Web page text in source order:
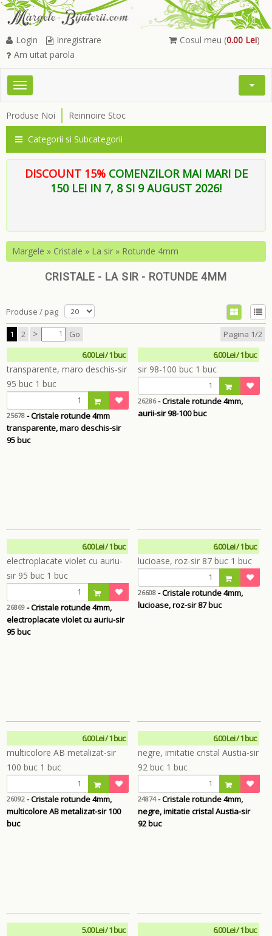
Cosul meu (0.00 Lei)
Login
Inregistrare
Am uitat parola
Toggle
Open
Produse Noi Reinnoire Stoc
Categorii si Subcategorii
DISCOUNT 15% COMENZILOR MAI MARI DE
150 LEI IN 7, 8 SI 9 AUGUST 2026!
Margele » Cristale » La sir » Rotunde 4mm
CRISTALE - LA SIR - ROTUNDE 4MM
Produse / pag
1 2 > Go
Pagina 1/2
6.00 Lei / 1 buc
25678 - Cristale rotunde 4mm
transparente, maro deschis-sir
95 buc
6.00 Lei / 1 buc
26286- Cristale rotunde 4mm,
aurii-sir 98-100 buc
6.00 Lei / 1 buc
26869 - Cristale rotunde 4mm,
electroplacate violet cu auriu-sir
95 buc
6.00 Lei / 1 buc
26608- Cristale rotunde 4mm,
lucioase, roz-sir 87 buc
6.00 Lei / 1 buc
26092 - Cristale rotunde 4mm,
multicolore AB metalizat-sir 100
buc
6.00 Lei / 1 buc
24874- Cristale rotunde 4mm,
negre, imitatie cristal Austia-sir
92 buc
5.00 Lei / 1 buc 6.00 Lei / 1 buc